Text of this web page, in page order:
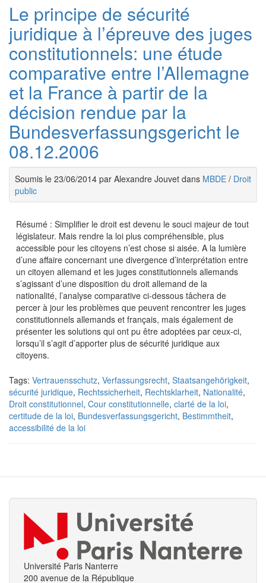
Le principe de sécurité
juridique à l’épreuve des juges
constitutionnels: une étude
comparative entre l’Allemagne
et la France à partir de la
décision rendue par la
Bundesverfassungsgericht le
08.12.2006
Soumis le 23/06/2014 par Alexandre Jouvet dans MBDE / Droit
public
Résumé : Simplifier le droit est devenu le souci majeur de tout
législateur. Mais rendre la loi plus compréhensible, plus
accessible pour les citoyens n’est chose si aisée. A la lumière
d’une affaire concernant une divergence d’interprétation entre
un citoyen allemand et les juges constitutionnels allemands
s’agissant d’une disposition du droit allemand de la
nationalité, l’analyse comparative ci-dessous tâchera de
percer à jour les problèmes que peuvent rencontrer les juges
constitutionnels allemands et français, mais également de
présenter les solutions qui ont pu être adoptées par ceux-ci,
lorsqu’il s’agit d’apporter plus de sécurité juridique aux
citoyens.
Tags: Vertrauensschutz, Verfassungsrecht, Staatsangehörigkeit,
sécurité juridique, Rechtssicherheit, Rechtsklarheit, Nationalité,
Droit constitutionnel, Cour constitutionnelle, clarté de la loi,
certitude de la loi, Bundesverfassungsgericht, Bestimmtheit,
accessibilité de la loi
Université Paris Nanterre
200 avenue de la République